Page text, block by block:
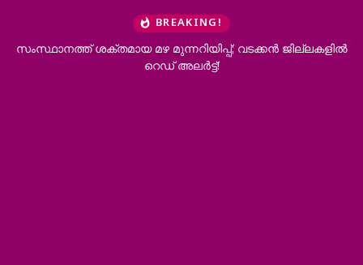
BREAKING!
സംസ്ഥാനത്ത് ശക്തമായ മഴ മുന്നറിയിപ്പ്; വടക്കൻ ജില്ലകളിൽ
റെഡ് അലർട്ട്!